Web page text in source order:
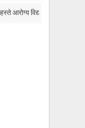
विद्यापीठातील तलावाचे